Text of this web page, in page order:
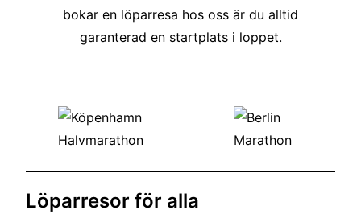
bokar en löparresa hos oss är du alltid
garanterad en startplats i loppet.
Löparresor för alla